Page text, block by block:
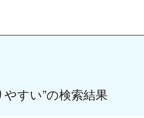
やすい”の検索結果